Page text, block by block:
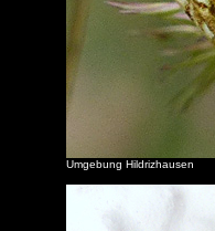
Umgebung Hildrizhausen